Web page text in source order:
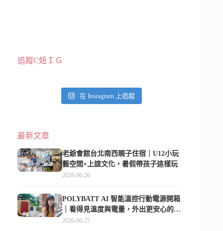
追蹤C妞ＩＧ
在 Instagram 上追蹤
最新文章
老爺會館台北南西親子住宿｜U12小玩
藝空間×上誼文化，暑假帶孩子這樣玩
2026-06-26
POLYBATT AI 智能溫控行動電源開箱
｜看得見溫度與電量，外出更安心的
10000mAh 行動電源
2026-06-25